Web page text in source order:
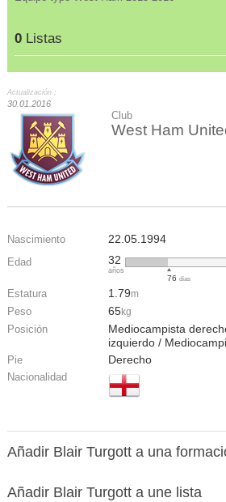
0 Listas
Actualización :
30.01.2016
Club
West Ham
Nascimiento 22.05.1994
Edad 32
años
76 días
Estatura 1.79m
Peso 65kg
Posición
Mediocampista
izquierdo /
Pie Derecho
Nacionalidad
Añadir Blair Turgott a una
Añadir Blair Turgott a une lista